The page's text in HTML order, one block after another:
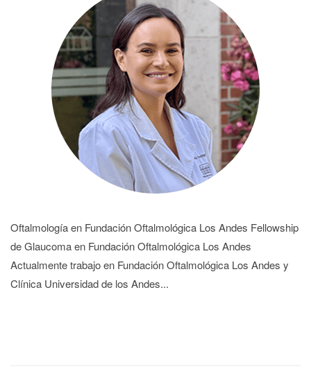
Oftalmología en Fundación Oftalmológica Los Andes Fellowship
de Glaucoma en Fundación Oftalmológica Los Andes
Actualmente trabajo en Fundación Oftalmológica Los Andes y
Clínica Universidad de los Andes...